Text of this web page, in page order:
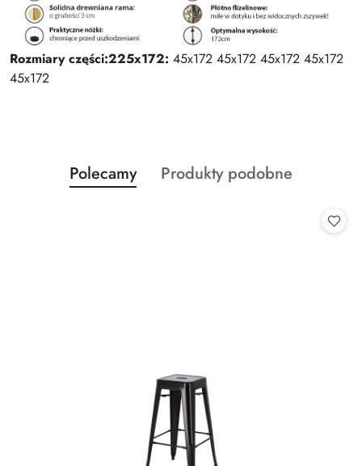
Rozmiary części:225x172: 45x172 45x172 45x172 45x172
45x172
Pomiń karuzelę produktów
Produkty
o
Polecamy
Produkty
Produkty podobne